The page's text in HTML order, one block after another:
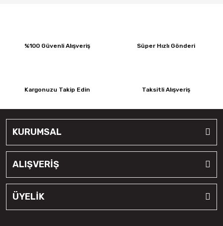
%100 Güvenli Alışveriş Süper Hızlı Gönderi
Kargonuzu Takip Edin Taksitli Alışveriş
KURUMSAL
ALIŞVERİŞ
ÜYELİK